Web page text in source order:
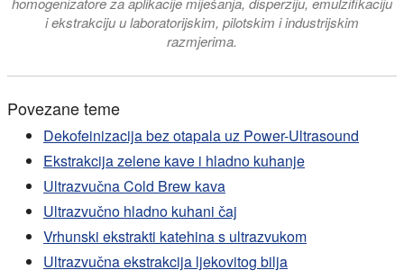
i ekstrakciju u laboratorijskim, pilotskim i industrijskim
razmjerima.
Povezane teme
Dekofeinizacija bez otapala uz Power-Ultrasound
Ekstrakcija zelene kave i hladno kuhanje
Ultrazvučna Cold Brew kava
Ultrazvučno hladno kuhani čaj
Vrhunski ekstrakti katehina s ultrazvukom
Ultrazvučna ekstrakcija ljekovitog bilja